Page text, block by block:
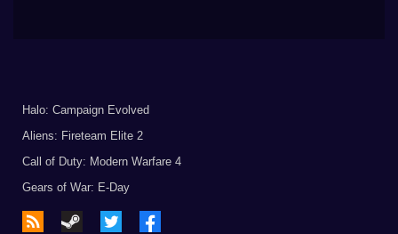
Halo: Campaign Evolved
Aliens: Fireteam Elite 2
Call of Duty: Modern Warfare 4
Gears of War: E-Day